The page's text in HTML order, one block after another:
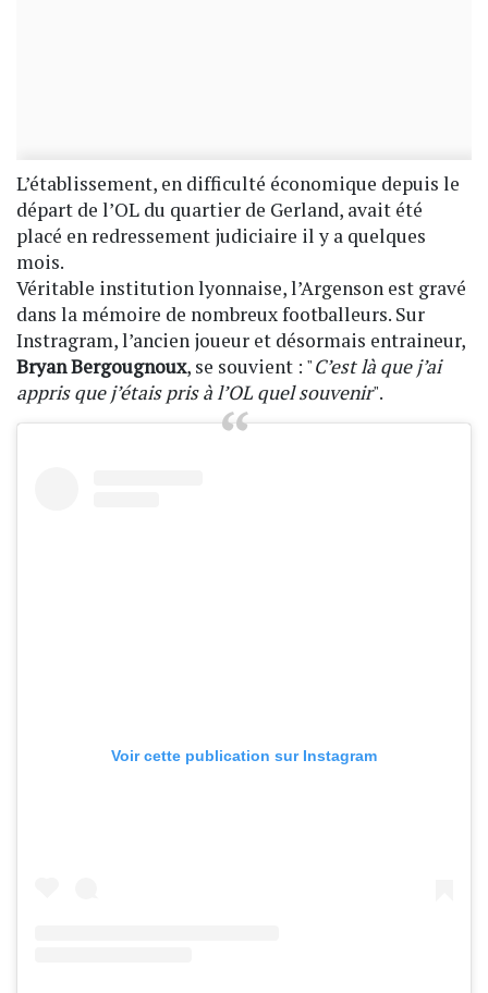
L’établissement, en difficulté économique depuis le
départ de l’OL du quartier de Gerland, avait été
placé en redressement judiciaire il y a quelques
mois.
Véritable institution lyonnaise, l’Argenson est gravé
dans la mémoire de nombreux footballeurs. Sur
Instragram, l’ancien joueur et désormais entraineur,
Bryan Bergougnoux, se souvient : "C’est là que j’ai
appris que j’étais pris à l’OL quel souvenir".
Voir cette publication sur Instagram